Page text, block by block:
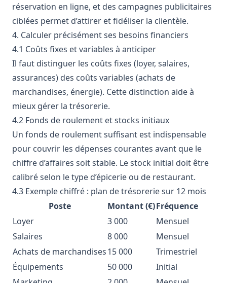
réservation en ligne, et des campagnes publicitaires
ciblées permet d’attirer et fidéliser la clientèle.
4. Calculer précisément ses besoins financiers
4.1 Coûts fixes et variables à anticiper
Il faut distinguer les coûts fixes (loyer, salaires,
assurances) des coûts variables (achats de
marchandises, énergie). Cette distinction aide à
mieux gérer la trésorerie.
4.2 Fonds de roulement et stocks initiaux
Un fonds de roulement suffisant est indispensable
pour couvrir les dépenses courantes avant que le
chiffre d’affaires soit stable. Le stock initial doit être
calibré selon le type d’épicerie ou de restaurant.
4.3 Exemple chiffré : plan de trésorerie sur 12 mois
Poste
Montant (€)Fréquence
Loyer
3 000
Mensuel
Salaires
8 000
Mensuel
Achats de marchandises15 000
Trimestriel
Équipements
50 000
Initial